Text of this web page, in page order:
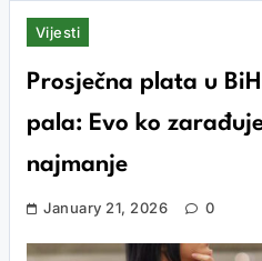
Vijesti
Prosječna plata u
pala: Evo ko
najmanje
January 21, 2026 0